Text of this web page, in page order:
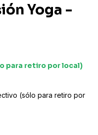
Yoga -
para retiro por local)
(sólo para retiro por